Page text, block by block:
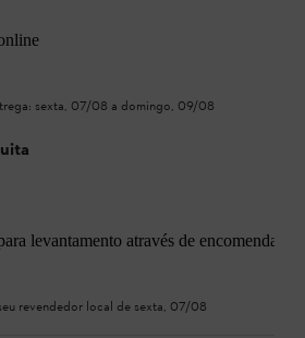
sexta, 07/08 a domingo, 09/08
levantamento através de encomenda
revendedor local de sexta, 07/08